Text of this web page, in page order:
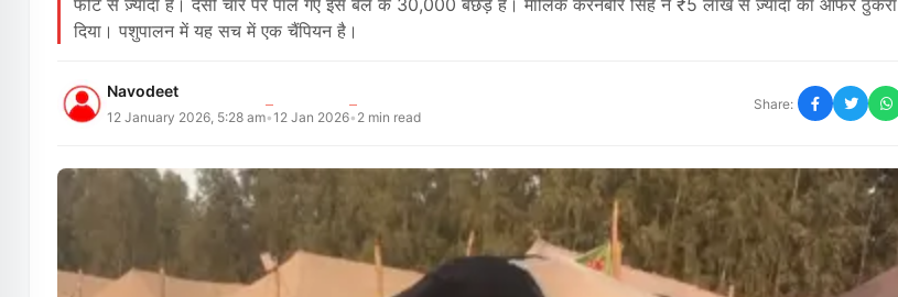
फीट से ज़्यादा है। देसी चारे पर पाले गए इस बैल के 30,000 बछड़े हैं। मालिक करनबीर सिंह ने ₹5 लाख से ज़्यादा का ऑफर ठुकरा
दिया। पशुपालन में यह सच में एक चैंपियन है।
Navodeet
12 January 2026, 5:28 am•12 Jan 2026• 2 min read
Share: